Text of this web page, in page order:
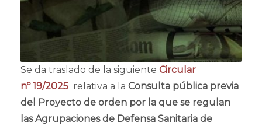
Se da traslado de la siguiente Circular
nº 19/2025 relativa a la Consulta pública previa
del Proyecto de orden por la que se regulan
las Agrupaciones de Defensa Sanitaria de